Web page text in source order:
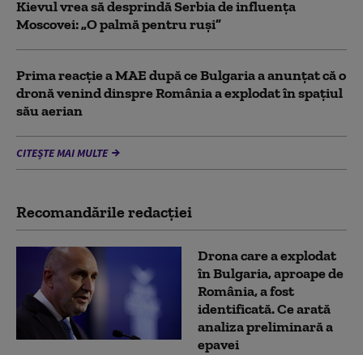
Kievul vrea să desprindă Serbia de influența
Moscovei: „O palmă pentru ruși”
Prima reacție a MAE după ce Bulgaria a anunţat că o
dronă venind dinspre România a explodat în spaţiul
său aerian
CITEȘTE MAI MULTE
Recomandările redacţiei
Drona care a explodat
în Bulgaria, aproape de
România, a fost
identificată. Ce arată
analiza preliminară a
epavei